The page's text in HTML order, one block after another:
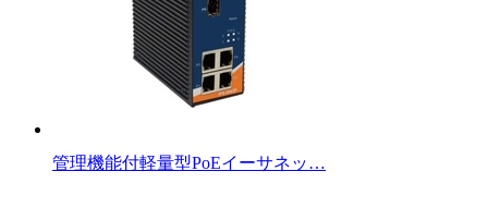
管理機能付軽量型PoEイーサネッ…